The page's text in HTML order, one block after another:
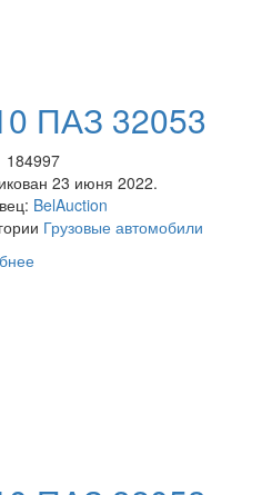
ПАЗ 32053
23 июня 2022.
BelAuction
Грузовые автомобили